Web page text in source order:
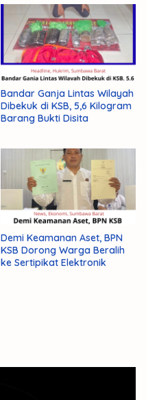
Bandar Ganja Lintas Wilayah
Dibekuk di KSB, 5,6 Kilogram
Barang Bukti Disita
Demi Keamanan Aset, BPN
KSB Dorong Warga Beralih
ke Sertipikat Elektronik